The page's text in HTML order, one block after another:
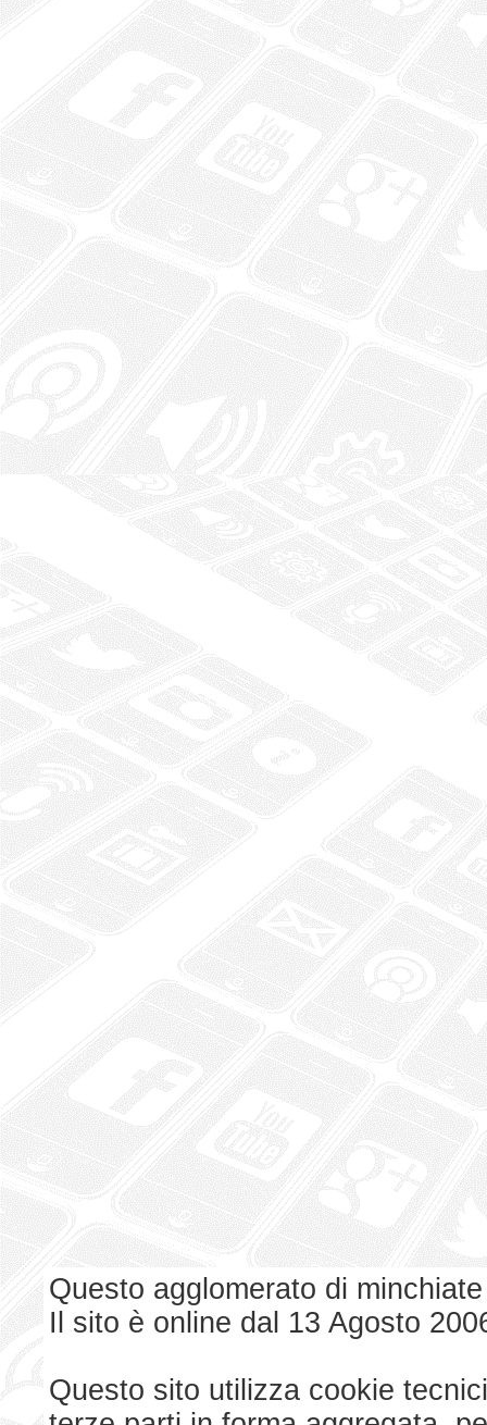
Questo agglomerato di
Il sito è online dal 13 Agosto
Questo sito utilizza cookie